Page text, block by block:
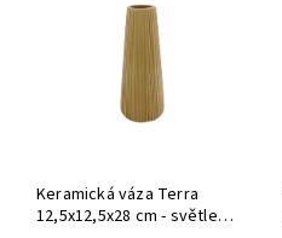
Keramická váza Terra
12,5x12,5x28 cm - světle